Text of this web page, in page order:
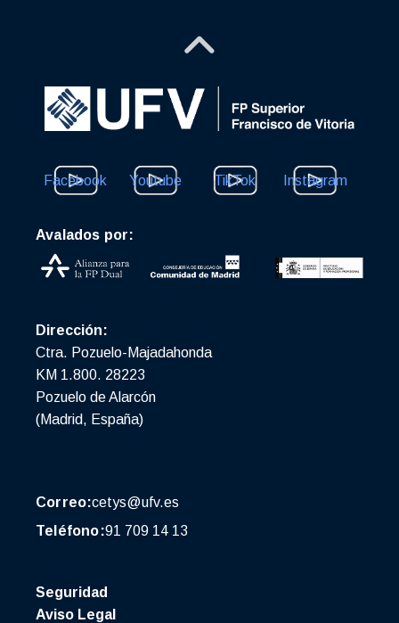
Facebook Youtube TikTok Instagram
Avalados por:
Dirección:
Ctra. Pozuelo-Majadahonda
KM 1.800. 28223
Pozuelo de Alarcón
(Madrid, España)
Correo:cetys@ufv.es
Teléfono:91 709 14 13
Seguridad
Aviso Legal